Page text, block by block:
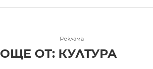
Реклама
ОЩЕ ОТ: КУЛТУРА